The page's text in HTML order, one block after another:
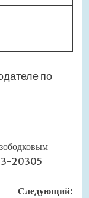
по
20305
Следующий: